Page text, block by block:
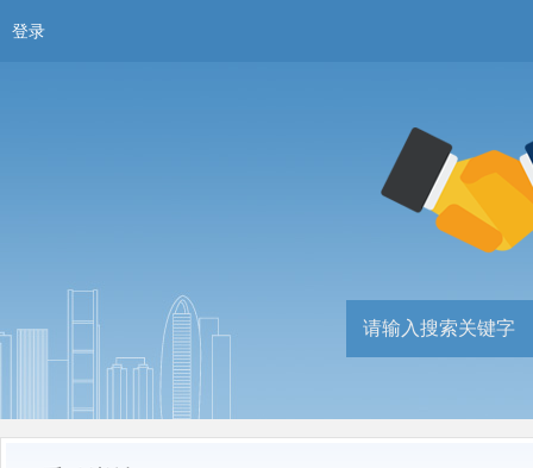
登录